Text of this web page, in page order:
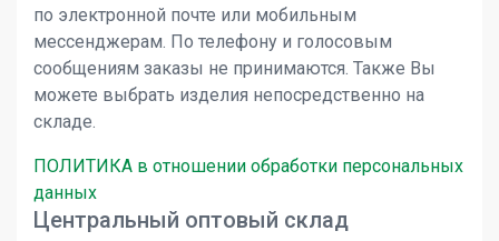
по электронной почте или мобильным
мессенджерам. По телефону и голосовым
сообщениям заказы не принимаются. Также Вы
можете выбрать изделия непосредственно на
складе.
ПОЛИТИКА в отношении обработки персональных
данных
Центральный оптовый склад